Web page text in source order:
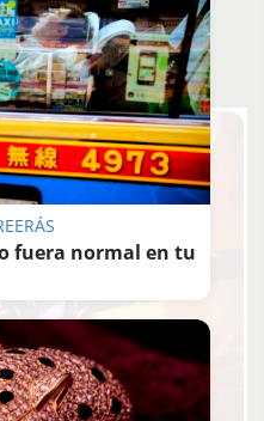
de Jerez; también
de Vox en la
fuera normal en tu